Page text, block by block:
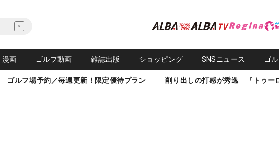
漫画 ゴルフ動画 雑誌出版 ショッピング SNSニュース ゴ
ゴルフ場予約／毎週更新！限定優待プラン 削り出しの打感が秀逸 『トゥー